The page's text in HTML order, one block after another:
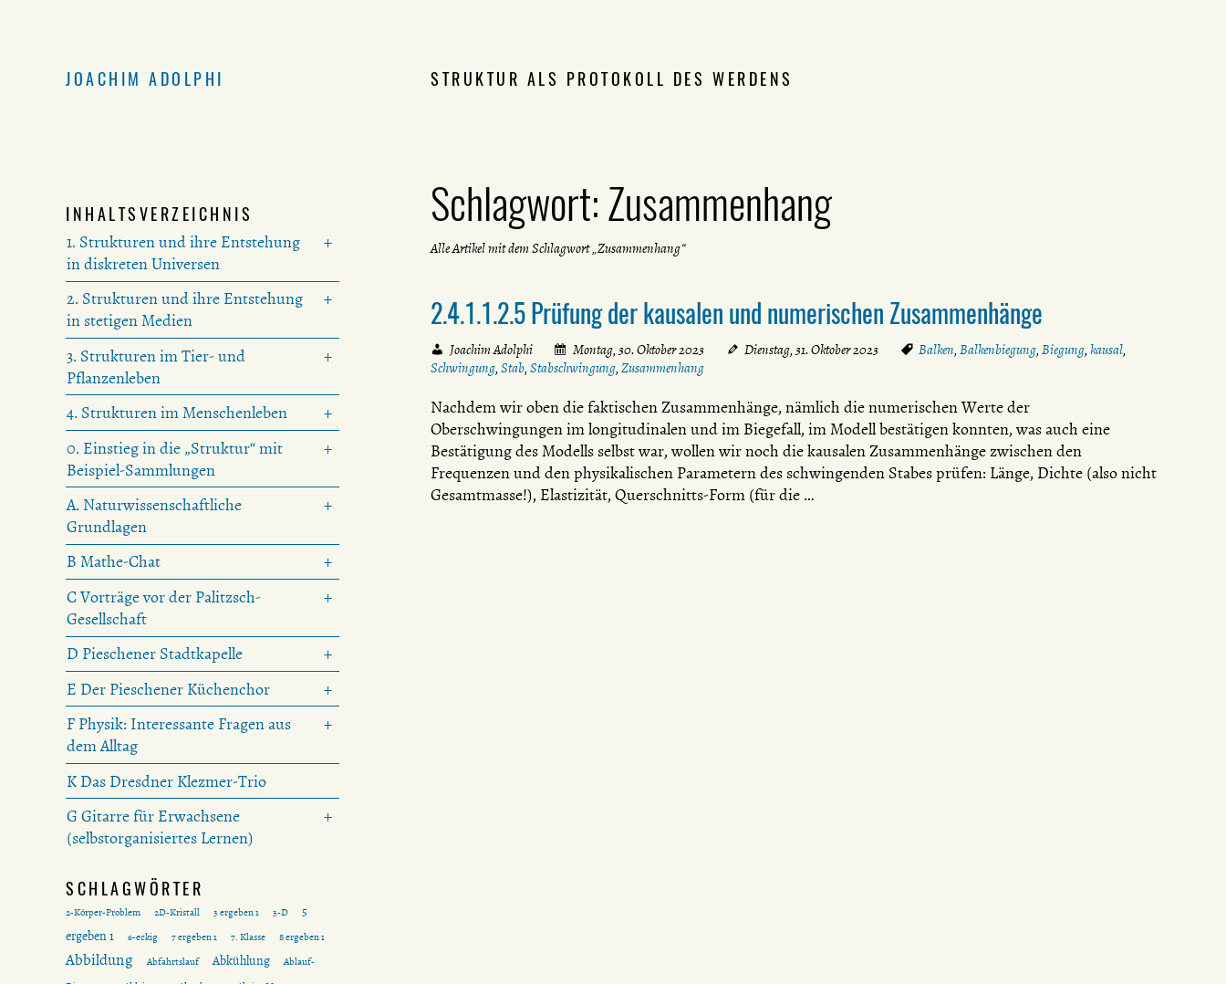
JOACHIM ADOLPHI STRUKTUR ALS PROTOKOLL DES WERDENS
Schlagwort:Zusammenhang
Alle Artikel mit dem Schlagwort „Zusammenhang“
2.4.1.1.2.5 Prüfung der kausalen und numerischen Zusammenhänge
Joachim Adolphi Montag, 30. Oktober 2023 Dienstag, 31. Oktober 2023 Balken,Balkenbiegung,Biegung,kausal,
Schwingung, Stab, Stabschwingung, Zusammenhang
Nachdem wir oben die faktischen Zusammenhänge, nämlich die numerischen Werte der
Oberschwingungen im longitudinalen und im Biegefall, im Modell bestätigen konnten, was auch eine
Bestätigung des Modells selbst war, wollen wir noch die kausalen Zusammenhänge zwischen den
Frequenzen und den physikalischen Parametern des schwingenden Stabes prüfen: Länge, Dichte (also nicht
Gesamtmasse!), Elastizität, Querschnitts-Form (für die …
INHALTSVERZEICHNIS
1. Strukturen und ihre Entstehung
in diskreten Universen
2. Strukturen und ihre Entstehung
in stetigen Medien
3. Strukturen im Tier- und
Pflanzenleben
4. Strukturen im Menschenleben
0. Einstieg in die „Struktur“ mit
Beispiel-Sammlungen
A. Naturwissenschaftliche
Grundlagen
B Mathe-Chat
C Vorträge vor der Palitzsch-
Gesellschaft
D Pieschener Stadtkapelle
E Der Pieschener Küchenchor
F Physik: Interessante Fragen aus
dem Alltag
K Das Dresdner Klezmer-Trio
G Gitarre für Erwachsene
(selbstorganisiertes Lernen)
SCHLAGWÖRTER
2-Körper-Problem 2D-Kristall 3 ergeben 1 3-D
5
ergeben 1
6-eckig 7 ergeben 1 7. Klasse 8 ergeben 1
Abbildung Abfahrtslauf Abkühlung
Ablauf-